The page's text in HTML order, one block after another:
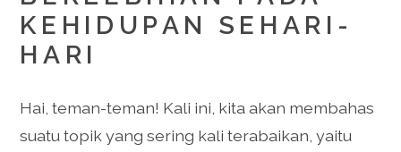
KEHIDUPAN SEHARI-
HARI
Hai, teman-teman! Kali ini, kita akan membahas
suatu topik yang sering kali terabaikan, yaitu